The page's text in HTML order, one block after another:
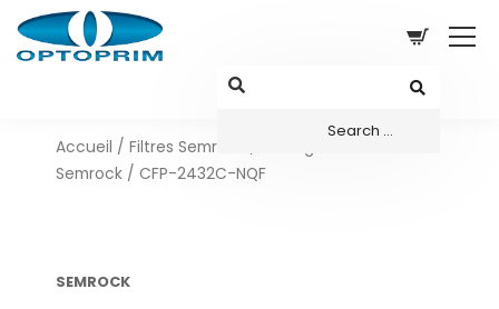
Accueil / Filtres Semrock
Semrock / CFP-2432C-NQF
SEMROCK